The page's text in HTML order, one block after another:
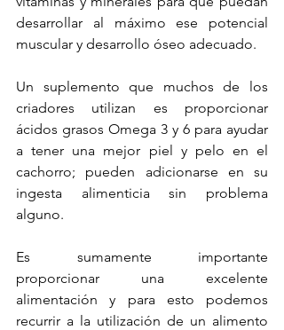
desarrollar al máximo ese potencial
muscular y desarrollo óseo adecuado.
Un suplemento que muchos de los
criadores utilizan es proporcionar
ácidos grasos Omega 3 y 6 para ayudar
a tener una mejor piel y pelo en el
cachorro; pueden adicionarse en su
ingesta alimenticia sin problema
alguno.
Es sumamente importante
proporcionar una excelente
alimentación y para esto podemos
recurrir a la utilización de un alimento